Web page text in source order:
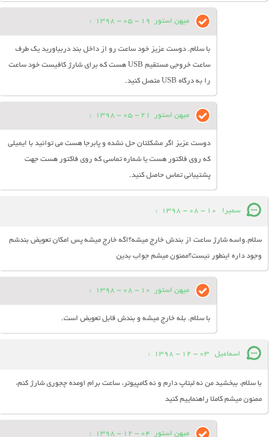
میهن استور 19 - 05 - 1398
:
با سلام. دوست عزیز خود ساعت رو از داخل بند دربیاورید یک طرف
ساعت خروجی مستقیم USB هست که برای شارژ کافیست خود ساعت
را به درگاه USB متصل کنید.
میهن استور 21 - 05 - 1398
:
دوست عزیز اگر مشکلتان حل نشده و پابرجا هست می توانید با ایمیلی
که روی فاکتور هست یا شماره تماسی که روی فاکتور هست جهت
پشتیبانی تماس حاصل کنید.
سمیرا 10 - 08 - 1398
:
سلام.واسه شارژ ساعت از بندش خارج میشه؟اگه خارج میشه پس امکان تعویض بندشم
وجود داره اینطور نیست؟ممنون میشم جواب بدین
میهن استور 10 - 08 - 1398
:
با سلام. بله خارج میشه و بندش قابل تعویض است.
اسماعیل 03 - 12 - 1398
:
با سلام، ببخشید من نه لبتاپ دارم و نه کامپیوتر، ساعت برام اومده چجوری شارژ کنم،
ممنون میشم کاملا راهنماییم کنید
میهن استور 04 - 12 - 1398
: